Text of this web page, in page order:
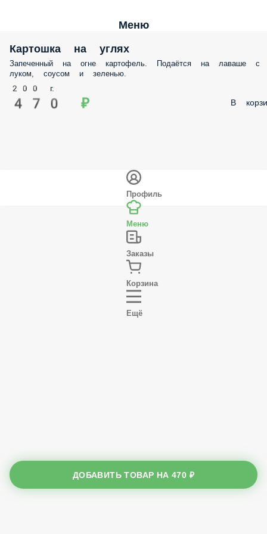
Меню
Картошка на углях
Запеченный на огне картофель. Подаётся на лаваше с
луком, соусом и зеленью.
200 г.
470 ₽ В
ДОБАВИТЬ ТОВАР НА470 ₽
Профиль
Меню
Заказы
Корзина
Ещё